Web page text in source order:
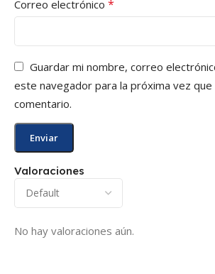
Valoraciones
No hay valoraciones aún.
Correo electrónico *
Guardar mi nombre, correo
este navegador para la próxima vez que
comentario.